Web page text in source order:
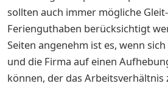
sollten auch immer mögliche
Ferienguthaben berücksichtigt
Seiten angenehm ist es, wenn
und die Firma auf einen
können, der das Arbeitsverhältnis